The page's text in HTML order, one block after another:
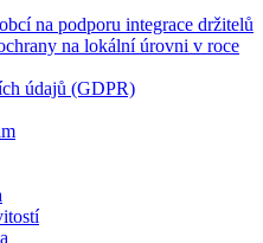
na podporu integrace držitelů
na lokální úrovni v roce
údajů (GDPR)